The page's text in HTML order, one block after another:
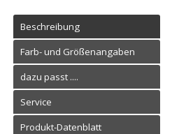
Beschreibung
Farb- und Größenangaben
dazu passt ....
Service
Produkt-Datenblatt